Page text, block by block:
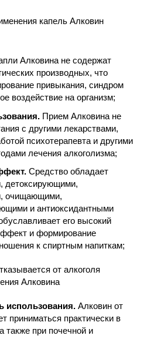
Алковина не содержат
производных, что
привыкания, синдром
воздействие на организм;
Прием Алковина не
с другими лекарствами,
психотерапевта и другими
лечения алкоголизма;
Средство обладает
детоксирующими,
очищающими,
и антиоксидантными
его высокий
и формирование
к спиртным напиткам;
использования. Алковин от
приниматься практически в
также при почечной и